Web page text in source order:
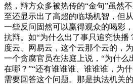
然，辩方众多被热传的“金句”虽然
至还显示出了高超的临场机智，但
一些反问固然可以赢得观众的喝彩
抗辩。如“为什么出了事只追究快播
度云、网易云，这个云那个云的，
一个贪腐官员在法庭上说，“为什么
在哪？”“还有谁谁谁、谁谁谁，为
需要回答这个问题。那是执法机关